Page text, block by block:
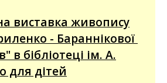
виставка живопису
- Бараннікової
в бібліотеці ім. А.
для дітей